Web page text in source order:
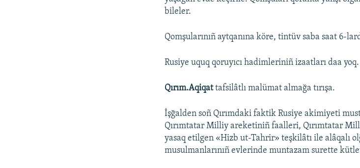
bileler.
Qomşularınıñ aytqanına köre, tintüv saba saat 6-
Rusiye uquq qoruyıcı hadimleriniñ izaatları daa yoq.
Qırım.Aqiqattafsilâtlı malümat almağa tırışa.
İşğalden soñ Qırımdaki faktik Rusiye akimiyeti
Qırımtatar Milliy areketiniñ faalleri, Qırımtatar
yasaq etilgen «Hizb ut-Tahrir» teşkilâtı ile alâqalı
musulmanlarınıñ evlerinde muntazam surette